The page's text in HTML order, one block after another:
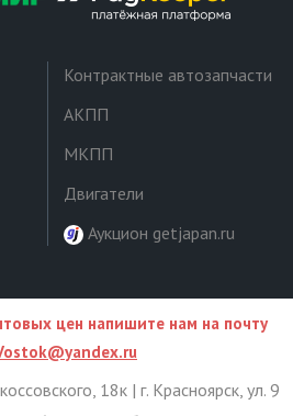
Контрактные автозапчасти
АКПП
МКПП
Двигатели
Аукцион getjapan.ru
цен напишите нам на почту
18к | г. Красноярск, ул. 9